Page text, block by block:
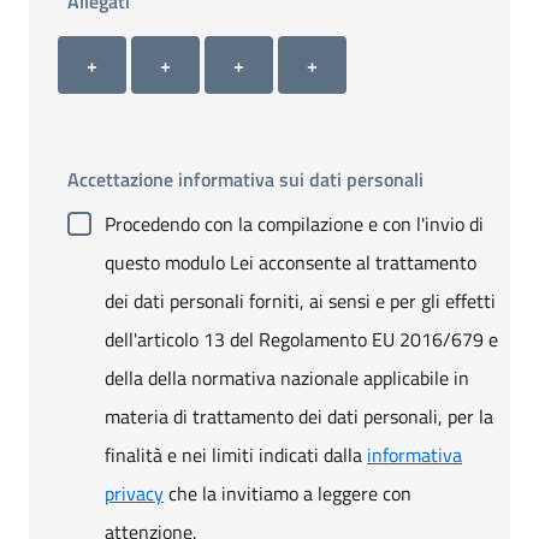
Allegato 1
+
Allegato 2
+
Allegato 3
+
Allegato 4
+
Accettazione informativa sui dati personali
Procedendo con la compilazione e con l'invio di
questo modulo Lei acconsente al trattamento
dei dati personali forniti, ai sensi e per gli effetti
dell'articolo 13 del Regolamento EU 2016/679 e
della della normativa nazionale applicabile in
materia di trattamento dei dati personali, per la
finalità e nei limiti indicati dalla informativa
privacyche la invitiamo a leggere con
attenzione.